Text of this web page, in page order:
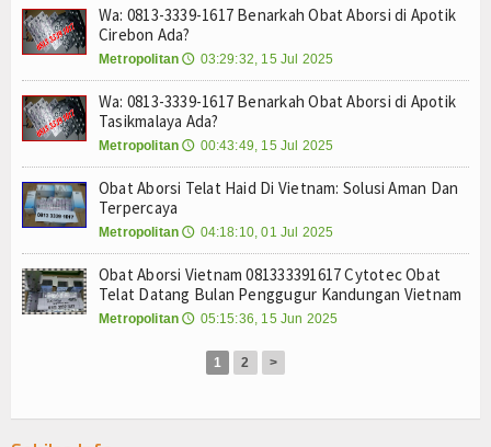
Dokumen C
Video
Gallery
Mencari Informasi Obat Aborsi Misoprostol di
Mencari Informasi Obat Aborsi Misoprostol di
Mencari Informasi Obat Aborsi Misoprostol Di
Cara Menggugurkan Kandungan Usia Kehamilan
Cara Menggugurkan Kandungan Usia Kehamilan
Wa: 0813-3339-1617 Benarkah Obat Aborsi di Apotik
Cirebon Ada?
Metropolitan 🕔 03:29:32, 15 Jul 2025
Wa: 0813-3339-1617 Benarkah Obat Aborsi di Apotik
Tasikmalaya Ada?
Metropolitan 🕔 00:43:49, 15 Jul 2025
Obat Aborsi Telat Haid Di Vietnam: Solusi Aman Dan
Terpercaya
Metropolitan 🕔 04:18:10, 01 Jul 2025
Obat Aborsi Vietnam 081333391617 Cytotec Obat
Telat Datang Bulan Penggugur Kandungan Vietnam
Metropolitan 🕔 05:15:36, 15 Jun 2025
1 2 >